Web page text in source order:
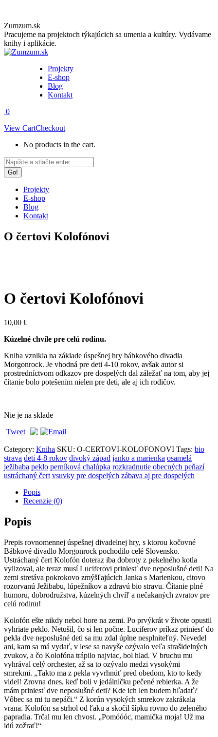
Skip
to
content
Zumzum.sk
Pracujeme na projektoch týkajúcich sa umenia a kultúry. Vydávame
knihy i aplikácie.
Projekty
E-shop
Blog
Kontakt
0
View CartCheckout
No products in the cart.
Facebook
page
opens
new
window
Instagram
page
opens
new
window
Search:
Projekty
E-shop
Blog
Kontakt
O čertovi Kolofónovi
O čertovi Kolofónovi
10,00 €
Kúzelné chvíle pre celú rodinu.
Kniha vznikla na základe úspešnej hry bábkového divadla
Morgonrock. Je vhodná pre deti 4-10 rokov, avšak autor si
prostredníctvom odkazov pre dospelých dal záležať na tom, aby jej
čítanie bolo potešením nielen pre deti, ale aj ich rodičov.
Nie je na sklade
Tweet
Category: Kniha SKU: O-CERTOVI-KOLOFONOVI Tags: bio
strava deti 4-8 rokov divoký západ janko a marienka osamelá
ježibaba peklo perníková chalúpka rozkradnutie obecných peňazí
ustráchaný čert vsuvky pre dospelých zábava aj pre dospelých
Popis
Recenzie (0)
Popis
Prepis rovnomennej úspešnej divadelnej hry, s ktorou kočovné
Bábkové divadlo Morgonrock pochodilo celé Slovensko.
Ustráchaný čert Kolofón doteraz iba dobroty z pekelného kotla
vylizoval, ale teraz musí Luciferovi priniesť dve neposlušné deti! Na
zemi stretáva pokrokovo zmýšľajúcich Janka s Marienkou, citovo
rozorvanú Ježibabu, lúpežníkov a zdravú bio stravu. Čítanie plné
humoru, dobrodružstva, kúzelných chvíľ a nečakaných zvratov pre
celú rodinu!
Kolofón ešte nikdy nebol hore na zemi. Po prvýkrát v živote opustil
vyhriate peklo. Netušil, čo si len počne. Luciferov príkaz priniesť do
pekla dve neposlušné deti sa mu zdal úplne nesplniteľný. Nevedel
ani, kam sa má vydať, v lese sa navyše ozývalo veľa strašidelných
zvukov, a čo Kolofóna trápilo najviac, bol hlad. V bruchu mu
vyhrával celý orchester, až sa to ozývalo medzi vysokými
smrekmi. „Takto ma z pekla vyvrhnúť pred obedom, kto to kedy
videl! Zrovna dnes, keď boli v jedálničku pečené rebierka. A že
mám priniesť dve neposlušné deti? Kde ich len budem hľadať?
Vôbec sa mi tu nepáči.“ Z korún vysokých smrekov zakrákala
vrana. Kolofón sa strhol od ľaku a skočil šípku rovno do zeleného
papradia. Trčal mu len chvost. „Pomóóóc, mamička moja! Už ma
idú zožrať!“